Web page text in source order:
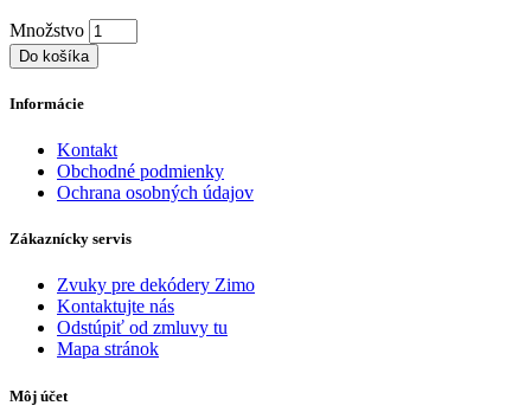
Množstvo
Do košíka
Informácie
Kontakt
Obchodné podmienky
Ochrana osobných údajov
Zákaznícky servis
Zvuky pre dekódery Zimo
Kontaktujte nás
Odstúpiť od zmluvy tu
Mapa stránok
Môj účet